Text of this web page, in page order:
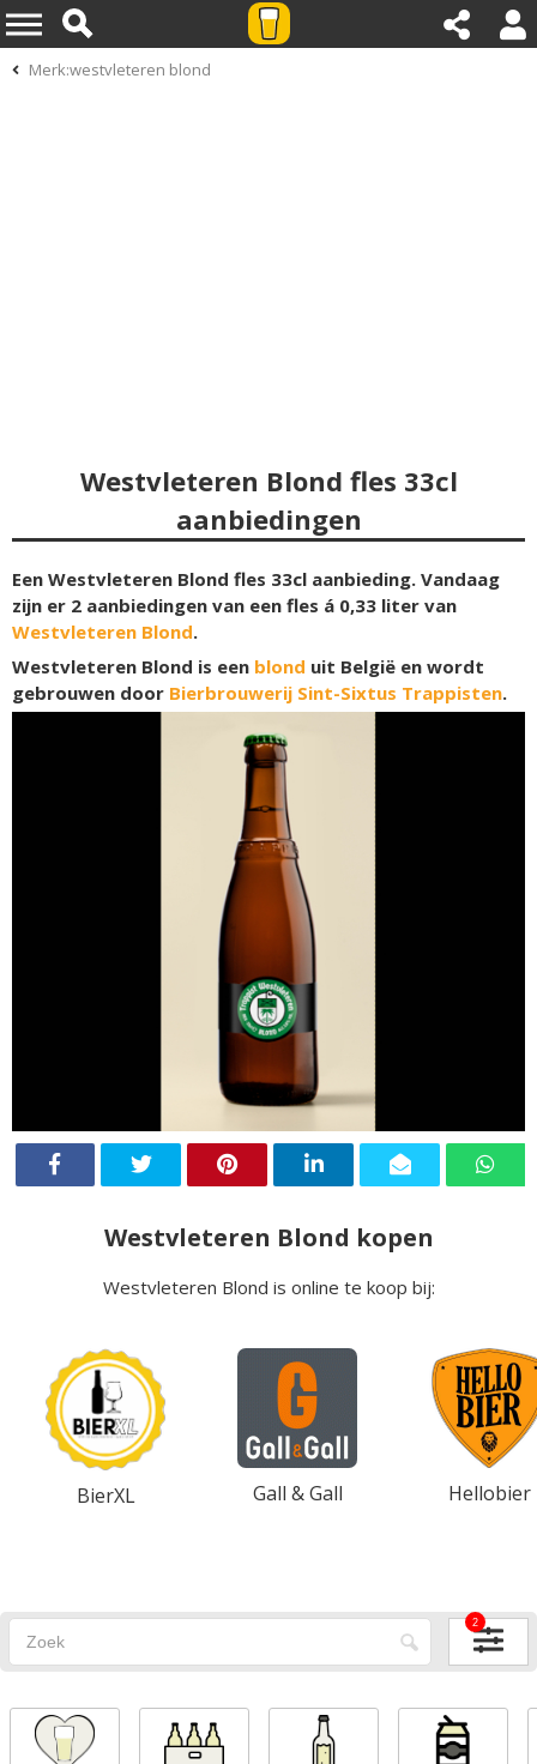
Merk:westvleteren blond
Westvleteren Blond fles 33cl
aanbiedingen
Een Westvleteren Blond fles 33cl aanbieding. Vandaag
zijn er 2 aanbiedingen van een fles á 0,33 liter van
Westvleteren Blond.
Westvleteren Blond is een blond uit België en wordt
gebrouwen door Bierbrouwerij Sint-Sixtus Trappisten.
Westvleteren Blond kopen
Westvleteren Blond is online te koop bij:
BierXL Gall & Gall Hellobier
2